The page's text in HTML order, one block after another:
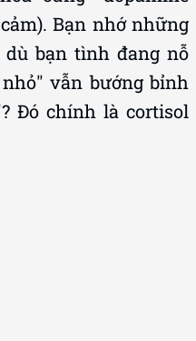
bạn tình đang nỗ
vẫn bướng bỉnh
Đó chính là cortisol